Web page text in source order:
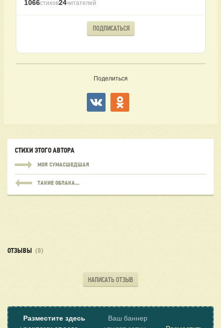
1066стихов24читателей
ПОДПИСАТЬСЯ
Поделиться
СТИХИ ЭТОГО АВТОРА
МОЯ СУМАСШЕДШАЯ
ТАКИЕ ОБЛАКА...
ОТЗЫВЫ (0)
НАПИСАТЬ ОТЗЫВ
Разместите здесь
Ваш баннер